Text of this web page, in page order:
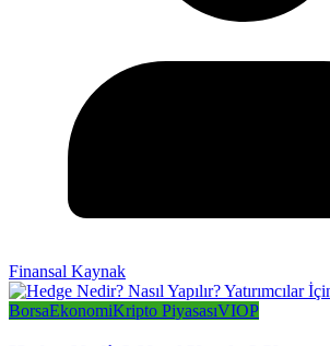
Finansal Kaynak
BorsaEkonomiKripto PiyasasıVIOP